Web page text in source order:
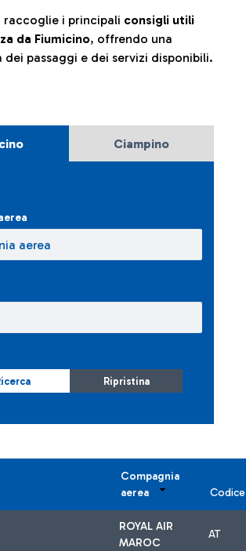
raccoglie i principali consigli utili
da Fiumicino, offrendo una
dei passaggi e dei servizi disponibili.
Ciampino
Ripristina
Compagnia
aerea
Codice
ROYAL AIR
MAROC
AT